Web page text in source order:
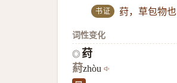
书证 荮，草包物也
词性变化
◎ 荮
葤zhòu